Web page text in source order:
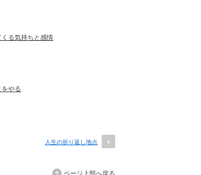
る気持ちと感情
をやる
人生の折り返し地点
ページ上部へ戻る